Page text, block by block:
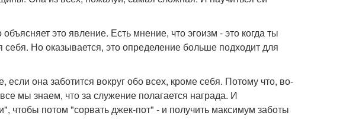
это явление. Есть мнение, что эгоизм - это когда ты
Но оказывается, это определение больше подходит для
она заботится вокруг обо всех, кроме себя. Потому что, во-
мы знаем, что за служение полагается награда. И
чтобы потом "сорвать джек-пот" - и получить максимум заботы